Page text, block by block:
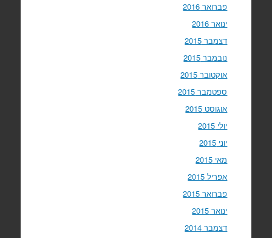
פברואר 2016
ינואר 2016
דצמבר 2015
נובמבר 2015
אוקטובר 2015
ספטמבר 2015
אוגוסט 2015
יולי 2015
יוני 2015
מאי 2015
אפריל 2015
פברואר 2015
ינואר 2015
דצמבר 2014